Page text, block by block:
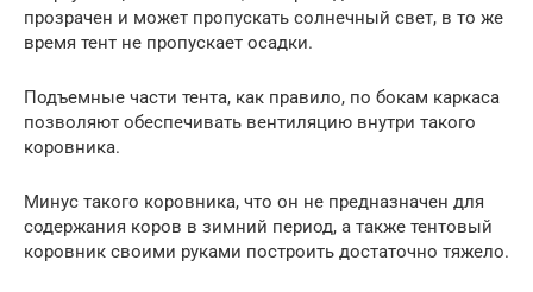
прозрачен и может пропускать солнечный свет, в то же
время тент не пропускает осадки.
Подъемные части тента, как правило, по бокам каркаса
позволяют обеспечивать вентиляцию внутри такого
коровника.
Минус такого коровника, что он не предназначен для
содержания коров в зимний период, а также тентовый
коровник своими руками построить достаточно тяжело.